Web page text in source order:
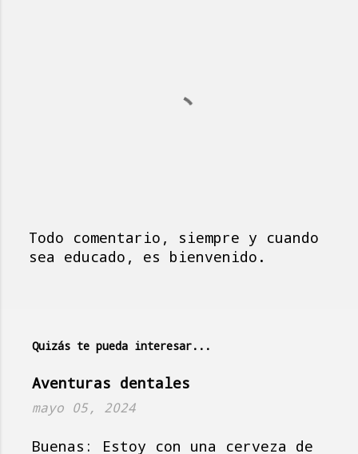
P
c
r
u
c
Todo comentario, siempre y cuando
sea educado, es bienvenido.
Quizás te pueda interesar...
Aventuras dentales
mayo 05, 2024
Buenas: Estoy con una cerveza de